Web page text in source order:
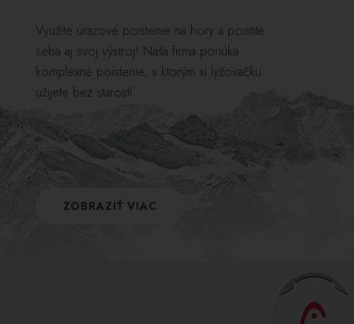
Využite úrazové poistenie na hory a poistite
seba aj svoj výstroj! Naša firma ponúka
komplexné poistenie, s ktorým si lyžovačku
užijete bez starostí.
ZOBRAZIŤ VIAC